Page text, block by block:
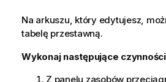
Na arkuszu, który edytujesz,
tabelę przestawną.
Wykonaj następujące
Z panelu zasobów